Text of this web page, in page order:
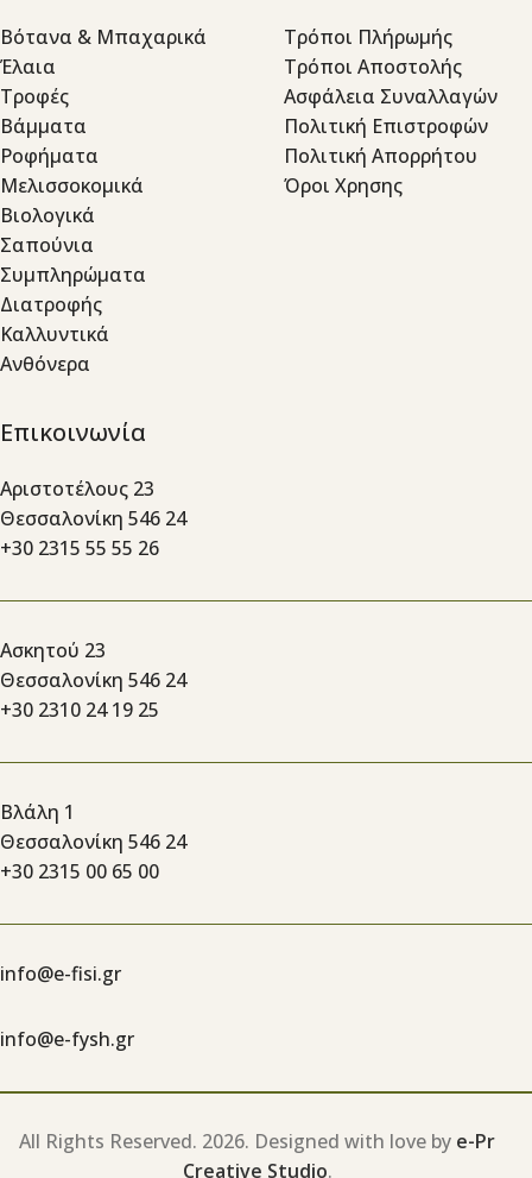
Βότανα & Μπαχαρικά
Έλαια
Τροφές
Βάμματα
Ροφήματα
Μελισσοκομικά
Βιολογικά
Σαπούνια
Συμπληρώματα
Διατροφής
Καλλυντικά
Ανθόνερα
Τρόποι Πλήρωμής
Τρόποι Αποστολής
Ασφάλεια Συναλλαγών
Πολιτική Επιστροφών
Πολιτική Απορρήτου
Όροι Χρησης
Επικοινωνία
Αριστοτέλους 23
Θεσσαλονίκη 546 24
+30 2315 55 55 26
Ασκητού 23
Θεσσαλονίκη 546 24
+30 2310 24 19 25
Βλάλη 1
Θεσσαλονίκη 546 24
+30 2315 00 65 00
info@e-fisi.gr
info@e-fysh.gr
All Rights Reserved. 2026. Designed with love by e-Pr
Creative Studio.